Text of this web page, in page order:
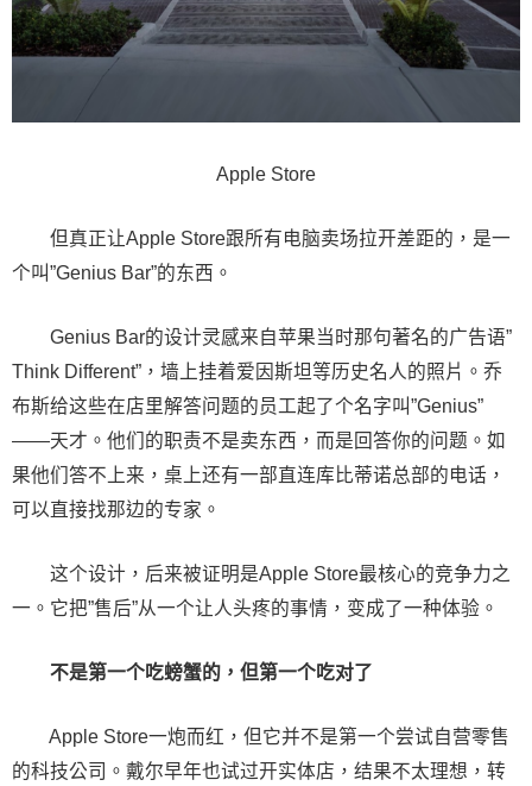
Apple Store
但真正让Apple Store跟所有电脑卖场拉开差距的，是一
个叫”Genius Bar”的东西。
Genius Bar的设计灵感来自苹果当时那句著名的广告语”
Think Different”，墙上挂着爱因斯坦等历史名人的照片。乔
布斯给这些在店里解答问题的员工起了个名字叫”Genius”
——天才。他们的职责不是卖东西，而是回答你的问题。如
果他们答不上来，桌上还有一部直连库比蒂诺总部的电话，
可以直接找那边的专家。
这个设计，后来被证明是Apple Store最核心的竞争力之
一。它把”售后”从一个让人头疼的事情，变成了一种体验。
不是第一个吃螃蟹的，但第一个吃对了
Apple Store一炮而红，但它并不是第一个尝试自营零售
的科技公司。戴尔早年也试过开实体店，结果不太理想，转